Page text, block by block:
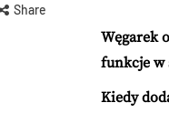
Share
Węgarek
funkcje
Kiedy